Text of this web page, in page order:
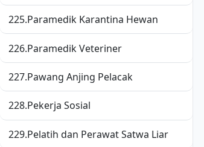
225.Paramedik Karantina Hewan
226.Paramedik Veteriner
227.Pawang Anjing Pelacak
228.Pekerja Sosial
229.Pelatih dan Perawat Satwa Liar